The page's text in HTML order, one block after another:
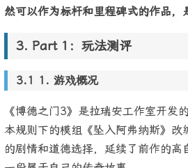
然可以作为标杆和里程碑式的作品，
Part 1：玩法测评
1. 游戏概况
《博德之门3》是拉瑞安工作室开发
本规则下的模组《坠入阿弗纳斯》
的剧情和道德选择，延续了前作的